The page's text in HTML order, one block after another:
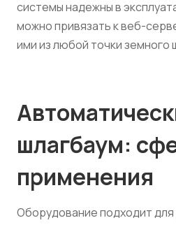
системы надежны в
можно привязать к веб-
ими из любой точки земного
шлагбаум:
применения
Оборудование подходит для